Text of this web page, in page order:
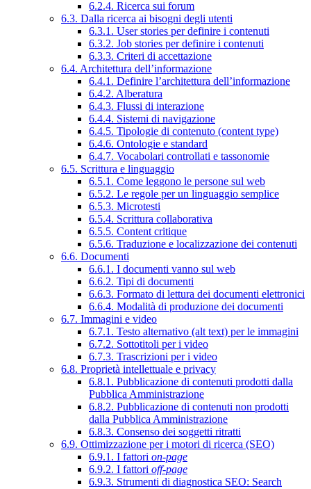
6.2.4. Ricerca sui forum
6.3. Dalla ricerca ai bisogni degli utenti
6.3.1. User stories per definire i contenuti
6.3.2. Job stories per definire i contenuti
6.3.3. Criteri di accettazione
6.4. Architettura dell’informazione
6.4.1. Definire l’architettura dell’informazione
6.4.2. Alberatura
6.4.3. Flussi di interazione
6.4.4. Sistemi di navigazione
6.4.5. Tipologie di contenuto (content type)
6.4.6. Ontologie e standard
6.4.7. Vocabolari controllati e tassonomie
6.5. Scrittura e linguaggio
6.5.1. Come leggono le persone sul web
6.5.2. Le regole per un linguaggio semplice
6.5.3. Microtesti
6.5.4. Scrittura collaborativa
6.5.5. Content critique
6.5.6. Traduzione e localizzazione dei contenuti
6.6. Documenti
6.6.1. I documenti vanno sul web
6.6.2. Tipi di documenti
6.6.3. Formato di lettura dei documenti elettronici
6.6.4. Modalità di produzione dei documenti
6.7. Immagini e video
6.7.1. Testo alternativo (alt text) per le immagini
6.7.2. Sottotitoli per i video
6.7.3. Trascrizioni per i video
6.8. Proprietà intellettuale e privacy
6.8.1. Pubblicazione di contenuti prodotti dalla
Pubblica Amministrazione
6.8.2. Pubblicazione di contenuti non prodotti
dalla Pubblica Amministrazione
6.8.3. Consenso dei soggetti ritratti
6.9. Ottimizzazione per i motori di ricerca (SEO)
6.9.1. I fattori on-page
6.9.2. I fattori off-page
6.9.3. Strumenti di diagnostica SEO: Search